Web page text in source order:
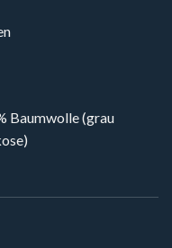
Baumwolle (grau